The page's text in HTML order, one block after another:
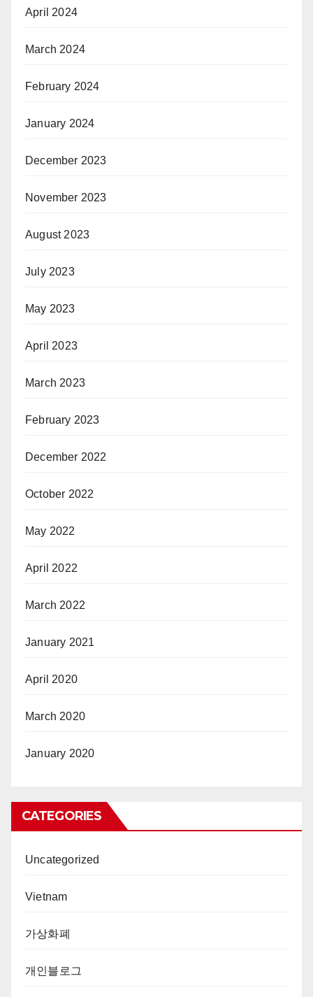
April 2024
March 2024
February 2024
January 2024
December 2023
November 2023
August 2023
July 2023
May 2023
April 2023
March 2023
February 2023
December 2022
October 2022
May 2022
April 2022
March 2022
January 2021
April 2020
March 2020
January 2020
CATEGORIES
Uncategorized
Vietnam
가상화폐
개인블로그